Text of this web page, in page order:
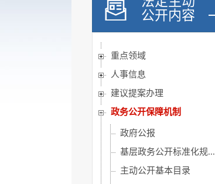
公开内容
行政权力
重点领域
人事信息
建议提案办理
政务公开保障机制
政府公报
基层政务公开标准化规...
主动公开基本目录